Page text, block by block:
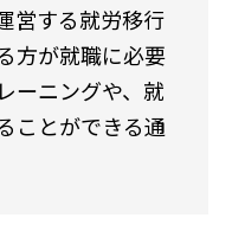
営する就労移行
方が就職に必要
ーニングや、就
ことができる通